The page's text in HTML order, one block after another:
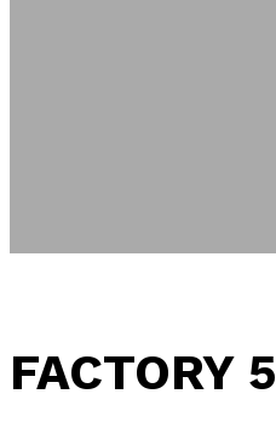
FACTORY 5